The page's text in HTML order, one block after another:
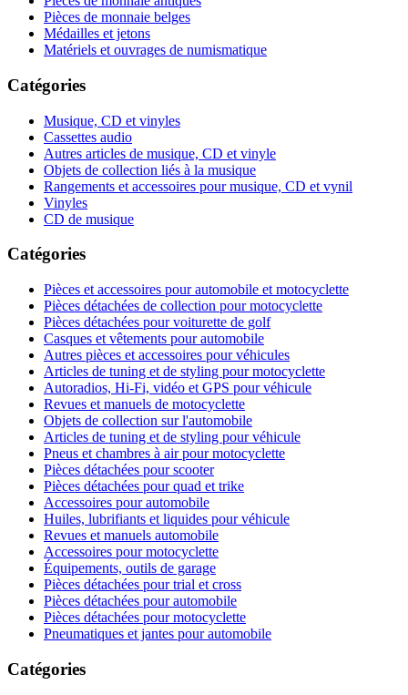
Pièces de monnaie belges
Médailles et jetons
Matériels et ouvrages de numismatique
Catégories
Musique, CD et vinyles
Cassettes audio
Autres articles de musique, CD et vinyle
Objets de collection liés à la musique
Rangements et accessoires pour musique, CD et vynil
Vinyles
CD de musique
Catégories
Pièces et accessoires pour automobile et motocyclette
Pièces détachées de collection pour motocyclette
Pièces détachées pour voiturette de golf
Casques et vêtements pour automobile
Autres pièces et accessoires pour véhicules
Articles de tuning et de styling pour motocyclette
Autoradios, Hi-Fi, vidéo et GPS pour véhicule
Revues et manuels de motocyclette
Objets de collection sur l'automobile
Articles de tuning et de styling pour véhicule
Pneus et chambres à air pour motocyclette
Pièces détachées pour scooter
Pièces détachées pour quad et trike
Accessoires pour automobile
Huiles, lubrifiants et liquides pour véhicule
Revues et manuels automobile
Accessoires pour motocyclette
Équipements, outils de garage
Pièces détachées pour trial et cross
Pièces détachées pour automobile
Pièces détachées pour motocyclette
Pneumatiques et jantes pour automobile
Catégories